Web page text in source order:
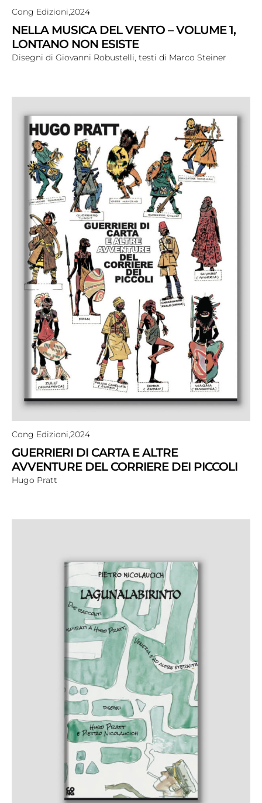
Cong Edizioni,2024
NELLA MUSICA DEL VENTO – VOLUME 1,
LONTANO NON ESISTE
Disegni di Giovanni Robustelli, testi di Marco Steiner
Cong Edizioni, 2024
GUERRIERI DI CARTA E ALTRE
AVVENTURE DEL CORRIERE DEI PICCOLI
Hugo Pratt